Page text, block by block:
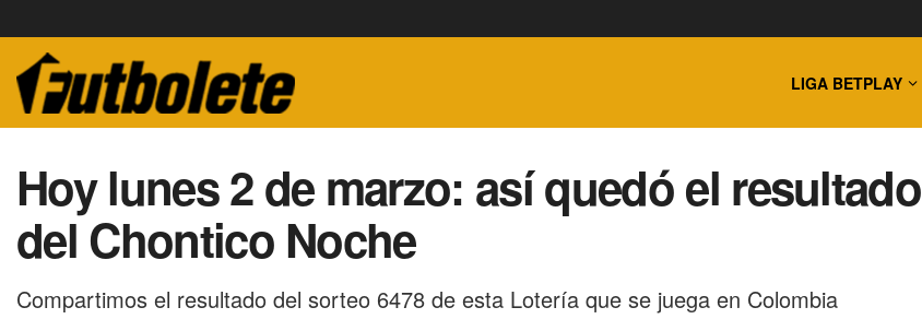
LIGA BETPLAY
Hoy lunes 2 de marzo: así quedó el resultado
del Chontico Noche
Compartimos el resultado del sorteo 6478 de esta Lotería que se juega en Colombia